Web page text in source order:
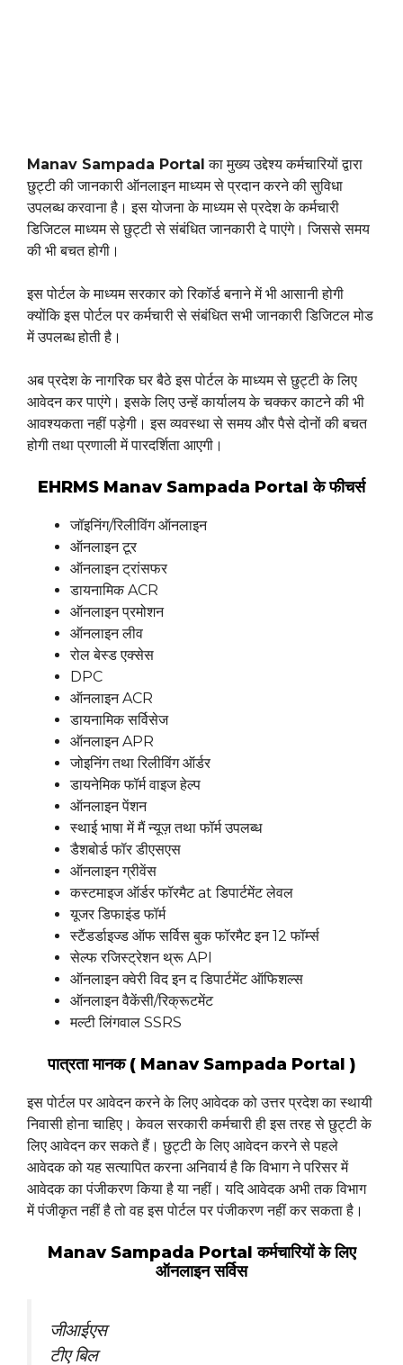
Manav Sampada Portal का मुख्य उद्देश्य कर्मचारियों द्वारा
छुट्टी की जानकारी ऑनलाइन माध्यम से प्रदान करने की सुविधा
उपलब्ध करवाना है। इस योजना के माध्यम से प्रदेश के कर्मचारी
डिजिटल माध्यम से छुट्टी से संबंधित जानकारी दे पाएंगे। जिससे समय
की भी बचत होगी।
इस पोर्टल के माध्यम सरकार को रिकॉर्ड बनाने में भी आसानी होगी
क्योंकि इस पोर्टल पर कर्मचारी से संबंधित सभी जानकारी डिजिटल मोड
में उपलब्ध होती है।
अब प्रदेश के नागरिक घर बैठे इस पोर्टल के माध्यम से छुट्टी के लिए
आवेदन कर पाएंगे। इसके लिए उन्हें कार्यालय के चक्कर काटने की भी
आवश्यकता नहीं पड़ेगी। इस व्यवस्था से समय और पैसे दोनों की बचत
होगी तथा प्रणाली में पारदर्शिता आएगी।
EHRMS Manav Sampada Portal के फीचर्स
जॉइनिंग/रिलीविंग ऑनलाइन
ऑनलाइन टूर
ऑनलाइन ट्रांसफर
डायनामिक ACR
ऑनलाइन प्रमोशन
ऑनलाइन लीव
रोल बेस्ड एक्सेस
DPC
ऑनलाइन ACR
डायनामिक सर्विसेज
ऑनलाइन APR
जोइनिंग तथा रिलीविंग ऑर्डर
डायनेमिक फॉर्म वाइज हेल्प
ऑनलाइन पेंशन
स्थाई भाषा में मैं न्यूज़ तथा फॉर्म उपलब्ध
डैशबोर्ड फॉर डीएसएस
ऑनलाइन ग्रीवेंस
कस्टमाइज ऑर्डर फॉरमैट at डिपार्टमेंट लेवल
यूजर डिफाइंड फॉर्म
स्टैंडर्डाइज्ड ऑफ सर्विस बुक फॉरमैट इन 12 फॉर्म्स
सेल्फ रजिस्ट्रेशन थ्रू API
ऑनलाइन क्वेरी विद इन द डिपार्टमेंट ऑफिशल्स
ऑनलाइन वैकेंसी/रिक्रूटमेंट
मल्टी लिंगवाल SSRS
पात्रता मानक ( Manav Sampada Portal )
इस पोर्टल पर आवेदन करने के लिए आवेदक को उत्तर प्रदेश का स्थायी
निवासी होना चाहिए। केवल सरकारी कर्मचारी ही इस तरह से छुट्टी के
लिए आवेदन कर सकते हैं। छुट्टी के लिए आवेदन करने से पहले
आवेदक को यह सत्यापित करना अनिवार्य है कि विभाग ने परिसर में
आवेदक का पंजीकरण किया है या नहीं। यदि आवेदक अभी तक विभाग
में पंजीकृत नहीं है तो वह इस पोर्टल पर पंजीकरण नहीं कर सकता है।
Manav Sampada Portal कर्मचारियों के लिए
ऑनलाइन सर्विस
जीआईएस
टीए बिल